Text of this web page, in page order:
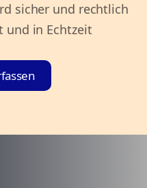
sicher und rechtlich
und in Echtzeit